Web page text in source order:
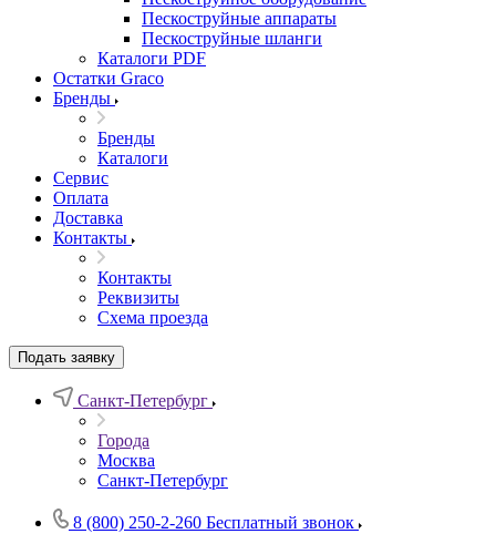
Пескоструйные аппараты
Пескоструйные шланги
Каталоги PDF
Остатки Graco
Бренды
Бренды
Каталоги
Сервис
Оплата
Доставка
Контакты
Контакты
Реквизиты
Схема проезда
Подать заявку
Санкт-Петербург
Города
Москва
Санкт-Петербург
8 (800) 250-2-260 Бесплатный звонок